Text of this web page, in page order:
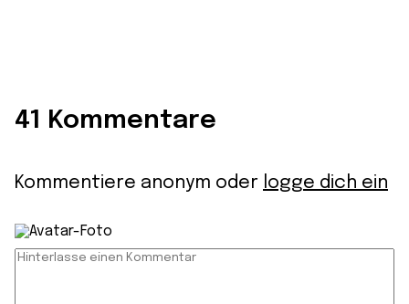
41 Kommentare
Kommentiere anonym oder logge dich ein